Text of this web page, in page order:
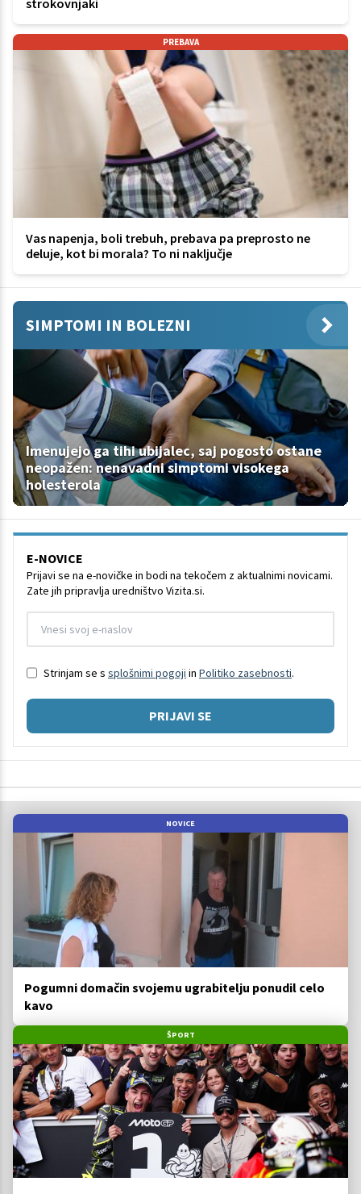
strokovnjaki
PREBAVA
Vas napenja, boli trebuh, prebava pa preprosto ne
deluje, kot bi morala? To ni naključje
SIMPTOMI IN BOLEZNI
Imenujejo ga tihi ubijalec, saj pogosto ostane
neopažen: nenavadni simptomi visokega
holesterola
E-NOVICE
Prijavi se na e-novičke in bodi na tekočem z aktualnimi novicami.
Zate jih pripravlja uredništvo Vizita.si.
Strinjam se s splošnimi pogoji in Politiko zasebnosti.
PRIJAVI SE
NOVICE
Pogumni domačin svojemu ugrabitelju ponudil celo
kavo
ŠPORT